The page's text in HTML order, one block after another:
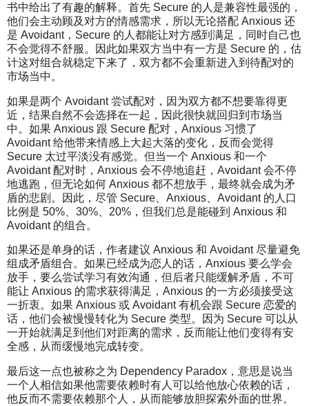
书中给出了有趣的解释。首先 Secure 的人是兼容性最强的，
他们会主动顾及对方的情感需求，所以无论搭配 Anxious 还
是 Avoidant，Secure 的人都能让对方感到满足，同时自己也
不会觉得不舒服。因此如果双方当中有一方是 Secure 的，估
计这对组合就稳定下来了，双方都不会重新进入到待配对的
市场当中。
如果是两个 Avoidant 尝试配对，因为双方都不想要靠得更
近，结果自然不会选择在一起，因此很快就回归到市场当
中。如果 Anxious 跟 Secure 配对，Anxious 习惯了
Avoidant 给他带来情感上大起大落的变化，反而会觉得
Secure 太过平淡没有感觉。但当一个 Anxious 和一个
Avoidant 配对时，Anxious 会不停地追赶，Avoidant 会不停
地逃跑，但无论如何 Anxious 都不想放手，最终就会成为矛
盾的悲剧。因此，尽管 Secure、Anxious、Avoidant 的人口
比例是 50%、30%、20%，但我们总是能碰到 Anxious 和
Avoidant 的组合。
如果还是单身的话，作者建议 Anxious 和 Avoidant 尽量避免
组成矛盾组合。如果已经成为恋人的话，Anxious 要么学会
放手，要么尝试学习有效沟通，但后者只能缓解矛盾，不可
能让 Anxious 的需求获得满足，Anxious 的一方必须接受这
一折衷。如果 Anxious 或 Avoidant 有机会跟 Secure 恋爱的
话，他们会被慢慢转化为 Secure 类型。因为 Secure 可以从
一开始就满足到他们对距离的需求，反而能让他们变得有安
全感，从而缓慢地完成转变。
最后这一点也被称之为 Dependency Paradox，意思是说当
一个人相信如果他需要依赖时有人可以给他放心依赖的话，
他反而不需要依赖那个人，从而能够放胆探索外面的世界。